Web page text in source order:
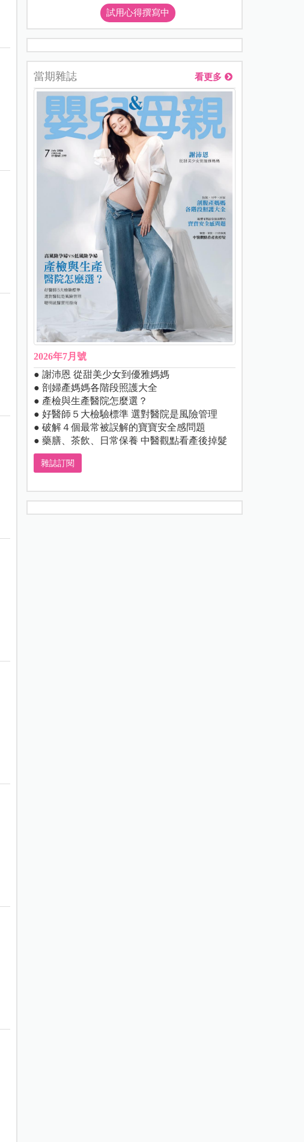
試用心得撰寫中
當期雜誌 看更多
2026年7月號
● 謝沛恩 從甜美少女到優雅媽媽
● 剖婦產媽媽各階段照護大全
● 產檢與生產醫院怎麼選？
● 好醫師５大檢驗標準 選對醫院是風險管理
● 破解４個最常被誤解的寶寶安全感問題
● 藥膳、茶飲、日常保養 中醫觀點看產後掉髮
雜誌訂閱